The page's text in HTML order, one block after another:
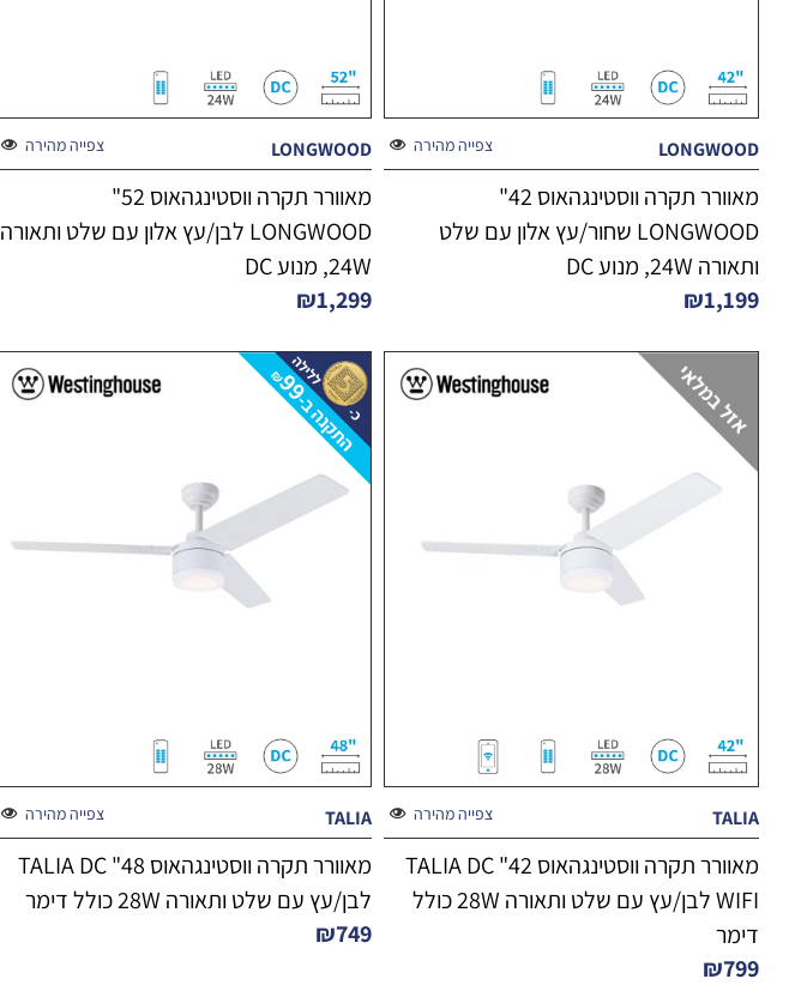
צפייה מהירה LONGWOOD
מאוורר תקרה ווסטינגהאוס 42"
LONGWOOD שחור/עץ אלון עם שלט
ותאורה 24W, מנוע DC
₪1,199
צפייה מהירה LONGWOOD
מאוורר תקרה ווסטינגהאוס 52"
LONGWOOD לבן/עץ אלון עם שלט ותאורה
24W, מנוע DC
₪1,299
צפייה מהירה TALIA
מאוורר תקרה ווסטינגהאוס 42" TALIA DC
WIFI לבן/עץ עם שלט ותאורה 28W כולל
דימר
₪799
צפייה מהירה TALIA
מאוורר תקרה ווסטינגהאוס 48" TALIA DC
לבן/עץ עם שלט ותאורה 28W כולל דימר
₪749